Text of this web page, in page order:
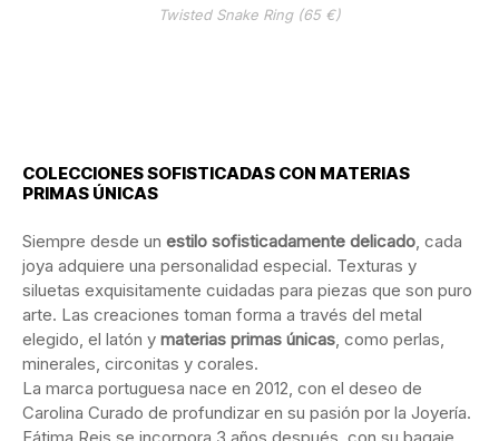
Twisted Snake Ring (65 €)
COLECCIONES SOFISTICADAS CON MATERIAS
PRIMAS ÚNICAS
Siempre desde un estilo sofisticadamente delicado , cada
joya adquiere una personalidad especial. Texturas y
siluetas exquisitamente cuidadas para piezas que son puro
arte. Las creaciones toman forma a través del metal
elegido, el latón y materias primas únicas , como perlas,
minerales, circonitas y corales.
La marca portuguesa nace en 2012, con el deseo de
Carolina Curado de profundizar en su pasión por la Joyería.
Fátima Reis se incorpora 3 años después, con su bagaje